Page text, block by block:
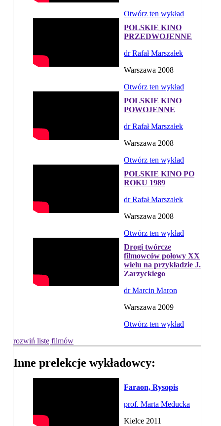
Otwórz ten wykład
POLSKIE KINO
PRZEDWOJENNE
dr Rafał Marszałek
Warszawa 2008
Otwórz ten wykład
POLSKIE KINO
POWOJENNE
dr Rafał Marszałek
Warszawa 2008
Otwórz ten wykład
POLSKIE KINO PO
ROKU 1989
dr Rafał Marszałek
Warszawa 2008
Otwórz ten wykład
Drogi twórcze
filmowców połowy XX
wielu na przykładzie J.
Zarzyckiego
dr Marcin Maron
Warszawa 2009
Otwórz ten wykład
rozwiń listę filmów
Inne prelekcje wykładowcy:
Faraon, Rysopis
prof. Marta Meducka
Kielce 2011